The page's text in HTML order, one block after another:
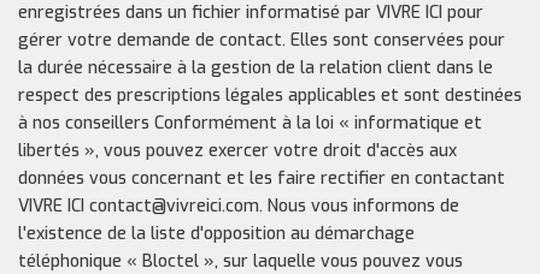
enregistrées dans un fichier informatisé par VIVRE ICI pour
gérer votre demande de contact. Elles sont conservées pour
la durée nécessaire à la gestion de la relation client dans le
respect des prescriptions légales applicables et sont destinées
à nos conseillers Conformément à la loi « informatique et
libertés », vous pouvez exercer votre droit d'accès aux
données vous concernant et les faire rectifier en contactant
VIVRE ICI contact@vivreici.com. Nous vous informons de
l'existence de la liste d'opposition au démarchage
téléphonique « Bloctel », sur laquelle vous pouvez vous